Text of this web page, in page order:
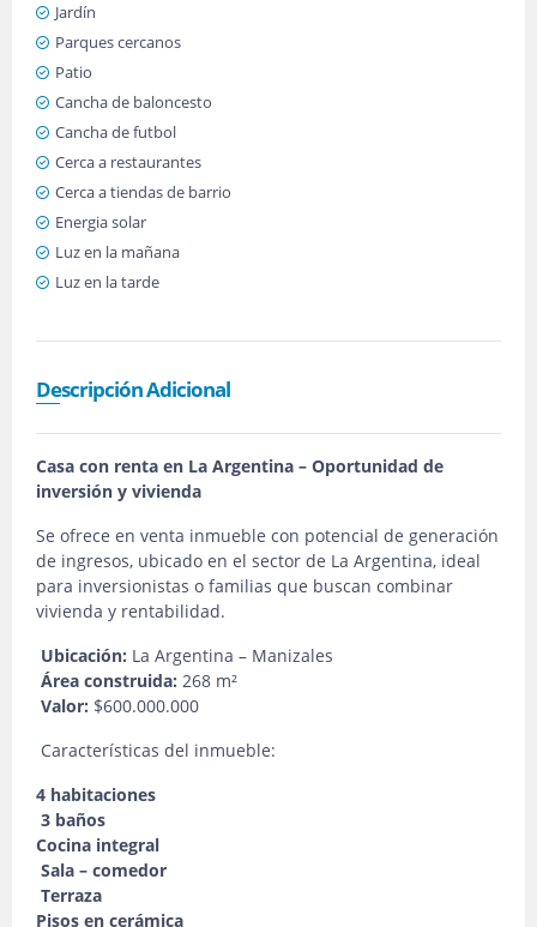
Jardín
Parques cercanos
Patio
Cancha de baloncesto
Cancha de futbol
Cerca a restaurantes
Cerca a tiendas de barrio
Energia solar
Luz en la mañana
Luz en la tarde
Descripción Adicional
Casa con renta en La Argentina – Oportunidad de
inversión y vivienda
Se ofrece en venta inmueble con potencial de generación
de ingresos, ubicado en el sector de La Argentina, ideal
para inversionistas o familias que buscan combinar
vivienda y rentabilidad.
Ubicación: La Argentina – Manizales
Área construida: 268 m²
Valor: $600.000.000
Características del inmueble:
4 habitaciones
3 baños
Cocina integral
Sala – comedor
Terraza
Pisos en cerámica